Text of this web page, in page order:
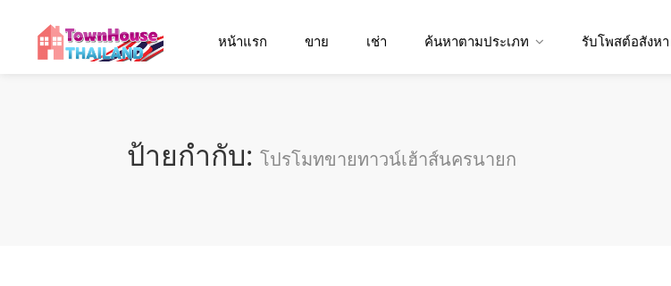
หน้าแรก ขาย เช่า ค้นหาตามประเภท รับโพสต์อสังหา
ป้ายกำกับ: โปรโมทขายทาวน์เฮ้าส์นครนายก